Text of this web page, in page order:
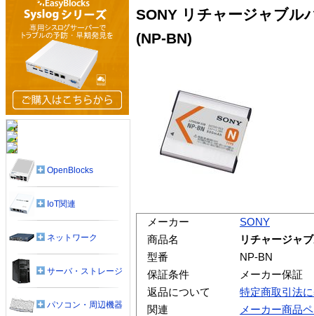
SONY リチャージャブル
(NP-BN)
メーカー
SONY
商品名
リチャージャ
型番
NP-BN
保証条件
メーカー保証
返品について
特定商取引法
関連
メーカー商品
OpenBlocks
IoT関連
ネットワーク
サーバ・ストレージ
パソコン・周辺機器